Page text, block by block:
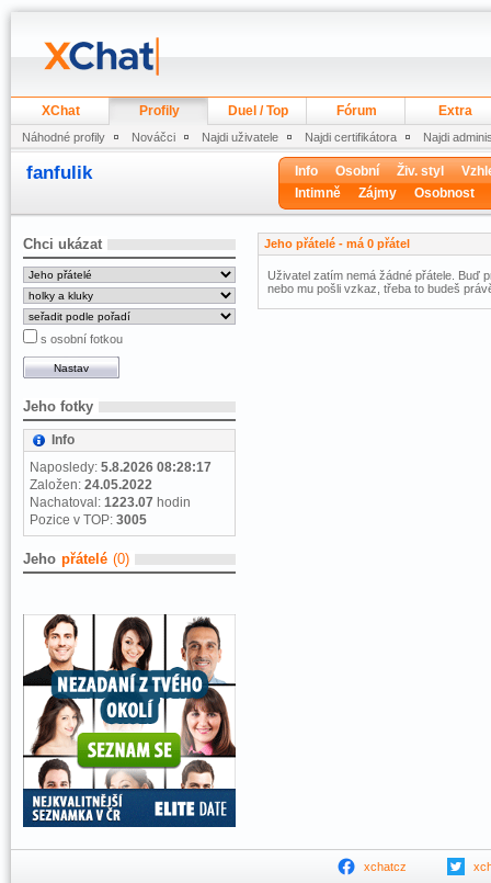
XChat Profily Duel / Top Fórum Extra
Náhodné profily Nováčci Najdi uživatele Najdi certifikátora Najdi
fanfulik Info Osobní Živ. styl
Intimně
Zájmy Osobnost
Chci ukázat
s osobní fotkou
Jeho fotky
Info
Naposledy: 5.8.2026 08:28:17
Založen: 24.05.2022
Nachatoval: 1223.07 hodin
Pozice v TOP: 3005
Jeho přátelé (0)
Jeho přátelé - má 0 přátel
Uživatel zatím nemá žádné přátele. Buď
nebo mu pošli vzkaz, třeba to budeš
xchatcz